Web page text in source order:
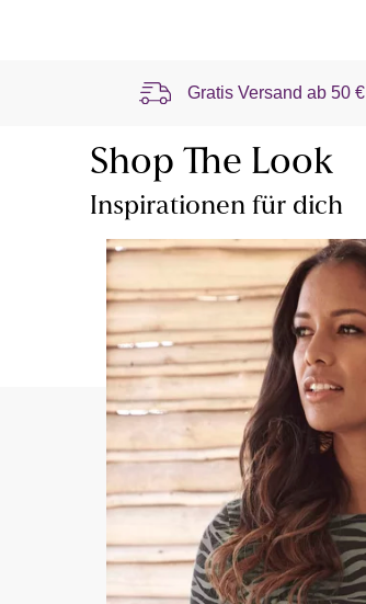
Gratis Versand ab 50 €
Shop The Look
Inspirationen für dich